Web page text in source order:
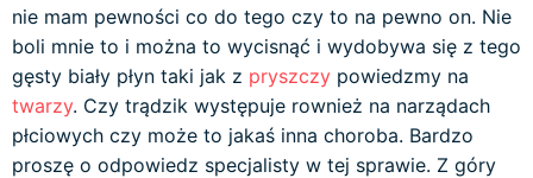
nie mam pewności co do tego czy to na pewno on. Nie
boli mnie to i można to wycisnąć i wydobywa się z tego
gęsty biały płyn taki jak z pryszczy powiedzmy na
twarzy. Czy trądzik występuje rownież na narządach
płciowych czy może to jakaś inna choroba. Bardzo
proszę o odpowiedz specjalisty w tej sprawie. Z góry